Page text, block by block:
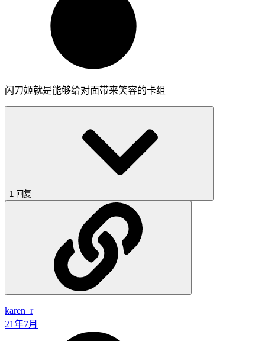
闪刀姬就是能够给对面带来笑容的卡组
1 回复
karen_r
21年7月